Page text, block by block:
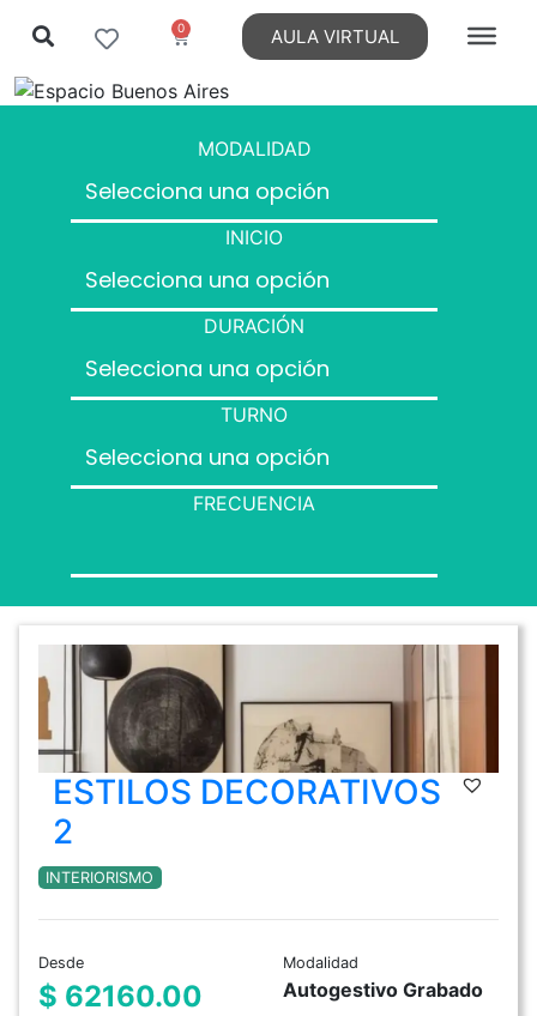
0 AULA VIRTUAL
MODALIDAD
INICIO
DURACIÓN
TURNO
FRECUENCIA
ESTILOS DECORATIVOS
2
INTERIORISMO
Desde
$ 62160.00
Modalidad
Autogestivo Grabado